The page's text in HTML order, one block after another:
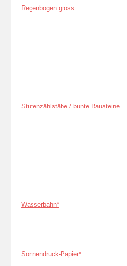
Regenbogen gross
Stufenzählstäbe / bunte Bausteine
Wasserbahn*
Sonnendruck-Papier*